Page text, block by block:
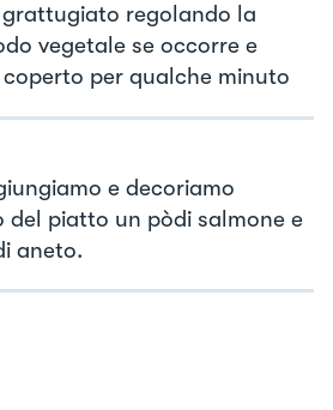
regolando la
vegetale se occorre e
coperto per qualche minuto
e decoriamo
del piatto un pòdi salmone e
aneto.